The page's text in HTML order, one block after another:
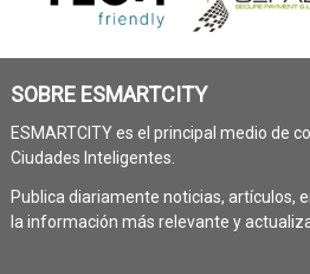
SOBRE ESMARTCITY
ESMARTCITY es el principal medio de
Ciudades Inteligentes.
Publica diariamente noticias, artículos,
la información más relevante y